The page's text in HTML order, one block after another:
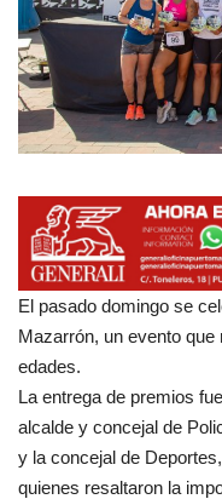
Mapa de Mazarrón
Vídeos
Contacto
Empresas
El pasado domingo se
Mazarrón, un evento
edades.
La entrega de premios
alcalde y concejal de
y la concejal de
quienes resaltaron la